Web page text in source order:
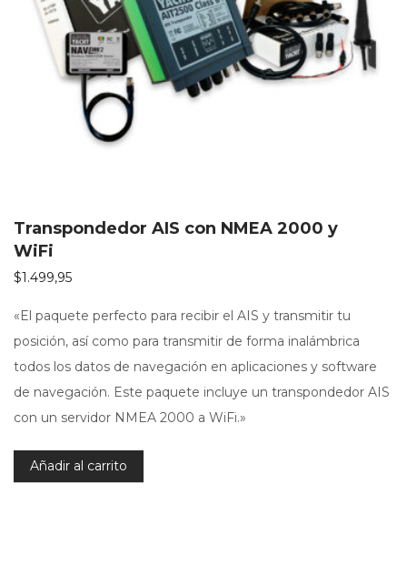
Transpondedor AIS con NMEA 2000 y
WiFi
$1.499,95
«El paquete perfecto para recibir el AIS y transmitir tu
posición, así como para transmitir de forma inalámbrica
todos los datos de navegación en aplicaciones y software
de navegación. Este paquete incluye un transpondedor AIS
con un servidor NMEA 2000 a WiFi.»
Añadir al carrito